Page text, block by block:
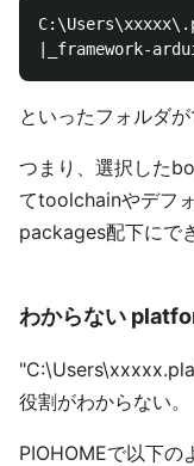
といったフォルダが
つまり、選択した
てtoolchainやデフ
packages配下にで
わからない
役割がわからない。
PIOHOMEで以下の